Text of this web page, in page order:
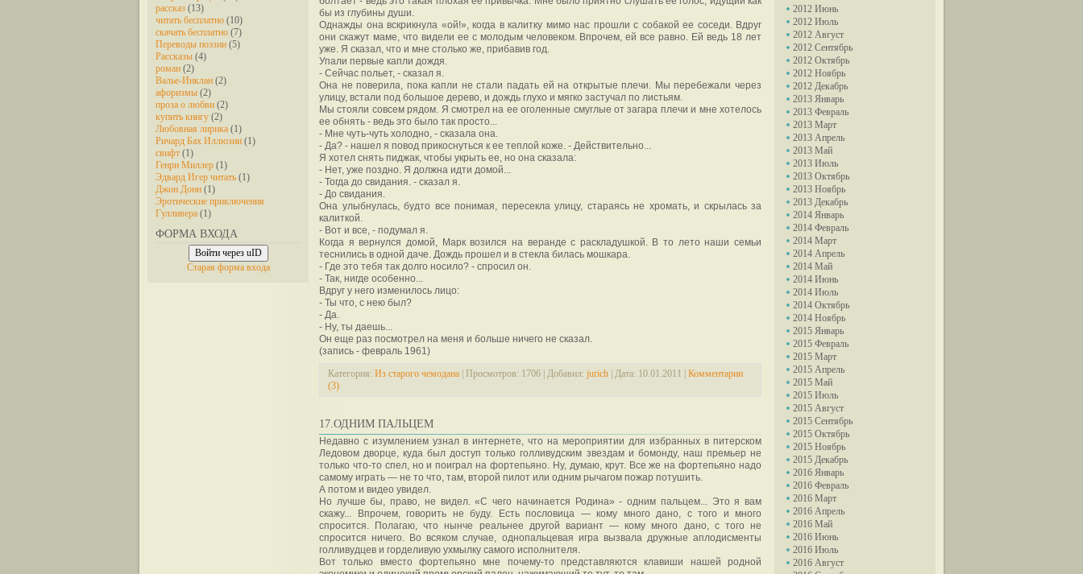
рассказ (13)
читать бесплатно (10)
скачать бесплатно (7)
Переводы поэзии (5)
Рассказы (4)
роман (2)
Валье-Инклан (2)
афоризмы (2)
проза о любви (2)
купить книгу (2)
Любовная лирика (1)
Ричард Бах Иллюзии (1)
свифт (1)
Генри Миллер (1)
Эдвард Игер читать (1)
Джон Донн (1)
Эротические приключения
Гулливера (1)
ФОРМА ВХОДА
Войти через uID
Старая форма входа
2012 Июнь
2012 Июль
2012 Август
2012 Сентябрь
2012 Октябрь
2012 Ноябрь
2012 Декабрь
2013 Январь
2013 Февраль
2013 Март
2013 Апрель
2013 Май
2013 Июль
2013 Октябрь
2013 Ноябрь
2013 Декабрь
2014 Январь
2014 Февраль
2014 Март
2014 Апрель
2014 Май
2014 Июнь
2014 Июль
2014 Октябрь
2014 Ноябрь
2015 Январь
2015 Февраль
2015 Март
2015 Апрель
2015 Май
2015 Июль
2015 Август
2015 Сентябрь
2015 Октябрь
2015 Ноябрь
2015 Декабрь
2016 Январь
2016 Февраль
2016 Март
2016 Апрель
2016 Май
2016 Июнь
2016 Июль
2016 Август
бы из глубины души.
Однажды она вскрикнула «ой!», когда в калитку мимо нас прошли с собакой ее соседи. Вдруг
они скажут маме, что видели ее с молодым человеком. Впрочем, ей все равно. Ей ведь 18 лет
уже. Я сказал, что и мне столько же, прибавив год.
Упали первые капли дождя.
- Сейчас польет, - сказал я.
Она не поверила, пока капли не стали падать ей на открытые плечи. Мы перебежали через
улицу, встали под большое дерево, и дождь глухо и мягко застучал по листьям.
Мы стояли совсем рядом. Я смотрел на ее оголенные смуглые от загара плечи и мне хотелось
ее обнять - ведь это было так просто...
- Мне чуть-чуть холодно, - сказала она.
- Да? - нашел я повод прикоснуться к ее теплой коже. - Действительно...
Я хотел снять пиджак, чтобы укрыть ее, но она сказала:
- Нет, уже поздно. Я должна идти домой...
- Тогда до свидания. - сказал я.
- До свидания.
Она улыбнулась, будто все понимая, пересекла улицу, стараясь не хромать, и скрылась за
калиткой.
- Вот и все, - подумал я.
Когда я вернулся домой, Марк возился на веранде с раскладушкой. В то лето наши семьи
теснились в одной даче. Дождь прошел и в стекла билась мошкара.
- Где это тебя так долго носило? - спросил он.
- Так, нигде особенно...
Вдруг у него изменилось лицо:
- Ты что, с нею был?
- Да.
- Ну, ты даешь...
Он еще раз посмотрел на меня и больше ничего не сказал.
(запись - февраль 1961)
Категория: Из старого чемодана Просмотров: 1706 Добавил: jurich Дата: 10.01.2011
Комментарии
(3)
17.ОДНИМ ПАЛЬЦЕМ
Недавно с изумлением узнал в интернете, что на мероприятии для избранных в питерском
Ледовом дворце, куда был доступ только голливудским звездам и бомонду, наш премьер не
только что-то спел, но и поиграл на фортепьяно. Ну, думаю, крут. Все же на фортепьяно надо
самому играть — не то что, там, второй пилот или одним рычагом пожар потушить.
А потом и видео увидел.
Но лучше бы, право, не видел. «С чего начинается Родина» - одним пальцем... Это я вам
скажу... Впрочем, говорить не буду. Есть пословица — кому много дано, с того и много
спросится. Полагаю, что нынче реальнее другой вариант — кому много дано, с того не
спросится ничего. Во всяком случае, однопальцевая игра вызвала дружные аплодисменты
голливудцев и горделивую ухмылку самого исполнителя.
Вот только вместо фортепьяно мне почему-то представляются клавиши нашей родной